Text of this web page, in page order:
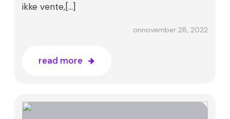
ikke vente,[…]
onnovember 28, 2022
read more